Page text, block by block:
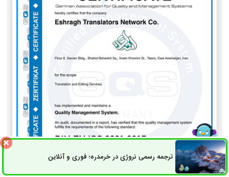
ترجمه رسمی نروژی در خرمدره؛ فوری و آنلاینثبت سفارش راه های ارتباطی